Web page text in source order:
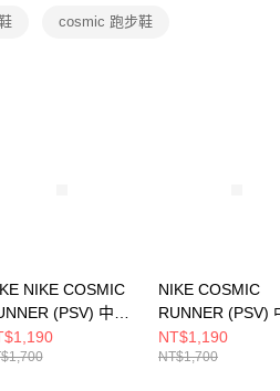
定代理人或監護人之同意方可使用
將依據個別帳號之用戶狀況，依本公司即
cosmic 跑步鞋
NIKE COSMIC
(PSV) 中大
跑步鞋 HM4400102
NIKE COSMIC
RUNNER (PSV)
童 跑步鞋
NT$1,190
NT$1,700